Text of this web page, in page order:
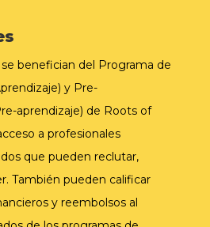
benefician del Programa de
y Pre-
aprendizaje) de Roots of
a profesionales
que pueden reclutar,
También pueden calificar
y reembolsos al